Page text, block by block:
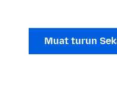
Muat turun